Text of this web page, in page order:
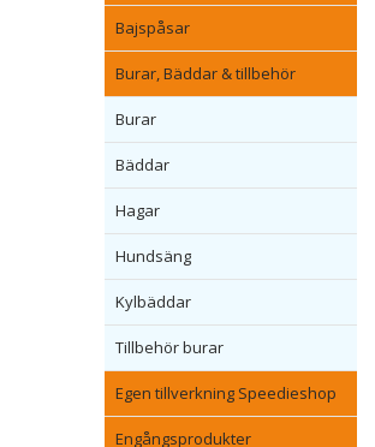
Bajspåsar
Burar, Bäddar & tillbehör
Burar
Bäddar
Hagar
Hundsäng
Kylbäddar
Tillbehör burar
Egen tillverkning Speedieshop
Engångsprodukter